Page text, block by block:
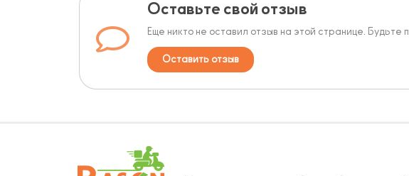
Оставьте свой отзыв
Еще никто не оставил отзыв на этой странице. Будьте
Оставить отзыв